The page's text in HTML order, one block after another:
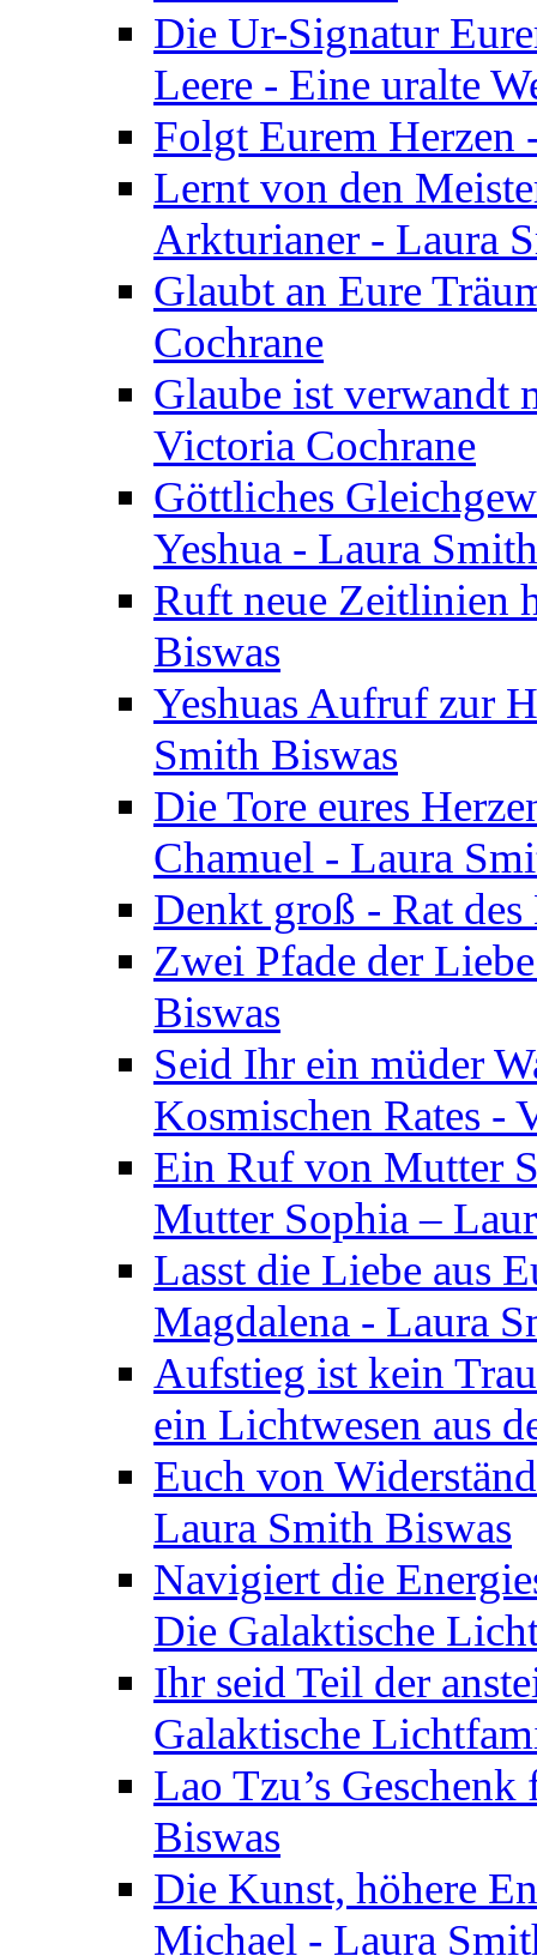
Die Ur-Signatur
Leere - Eine uralte
Folgt Eurem
Lernt von den
Arkturianer - Laura
Glaubt an Eure
Cochrane
Glaube ist verwandt
Victoria Cochrane
Göttliches
Yeshua - Laura
Ruft neue Zeitlinien
Biswas
Yeshuas Aufruf zur
Smith Biswas
Die Tore eures
Chamuel - Laura
Denkt groß - Rat
Zwei Pfade der
Biswas
Seid Ihr ein müder
Kosmischen Rates -
Ein Ruf von Mutter
Mutter Sophia –
Lasst die Liebe aus
Magdalena - Laura
Aufstieg ist kein
ein Lichtwesen aus
Euch von
Laura Smith Biswas
Navigiert die
Die Galaktische
Ihr seid Teil der
Galaktische
Lao Tzu’s
Biswas
Die Kunst, höhere
Michael - Laura